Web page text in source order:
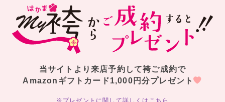
当サイトより来店予約して袴ご成約で
Amazonギフトカード1,000円分プレゼント
※プレゼントに関して詳しくはこちら